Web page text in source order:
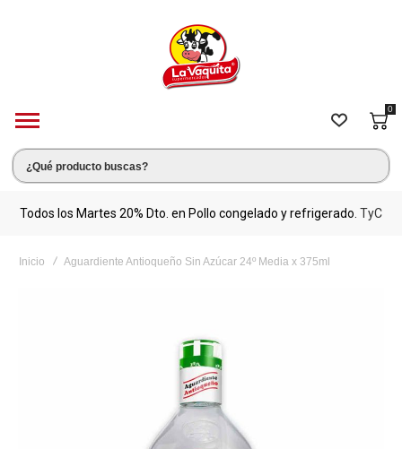
0
Todos los Martes 20% Dto. en Pollo congelado y refrigerado. TyC
Inicio Aguardiente Antioqueño Sin Azúcar 24º Media x 375ml